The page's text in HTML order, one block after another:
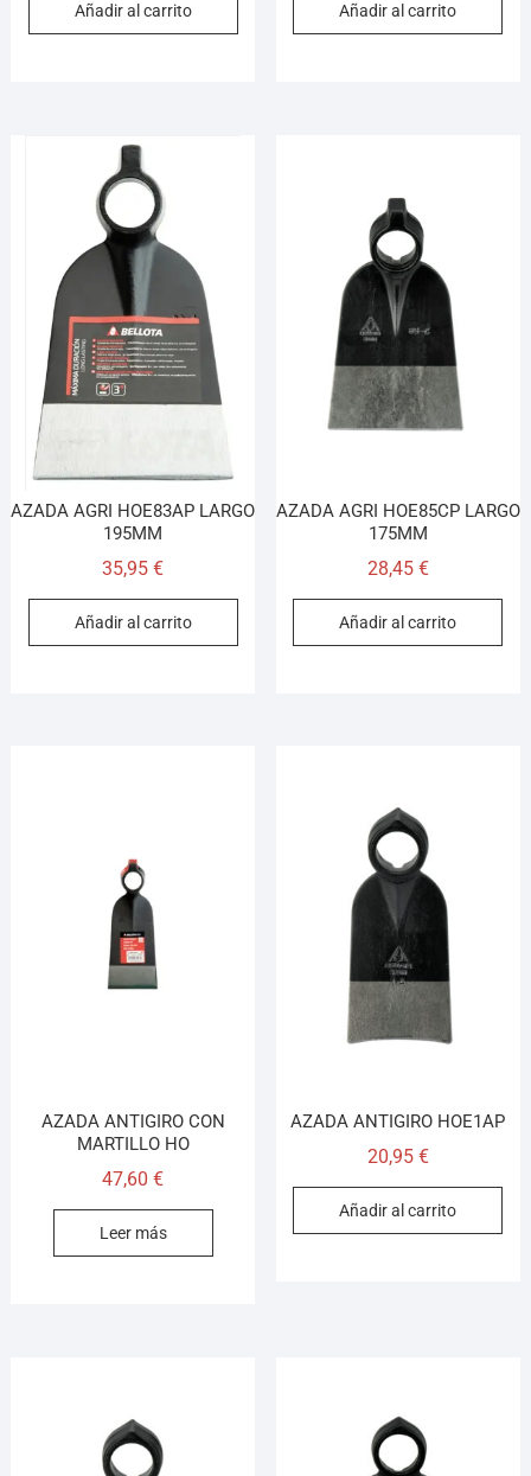
Añadir al carrito Añadir al carrito
AZADA AGRI HOE83AP LARGO
195MM
35,95€
Añadir al carrito
AZADA AGRI HOE85CP LARGO
175MM
28,45 €
Añadir al carrito
AZADA ANTIGIRO CON
MARTILLO HO
47,60€
Leer más
AZADA ANTIGIRO HOE1AP
20,95 €
Añadir al carrito